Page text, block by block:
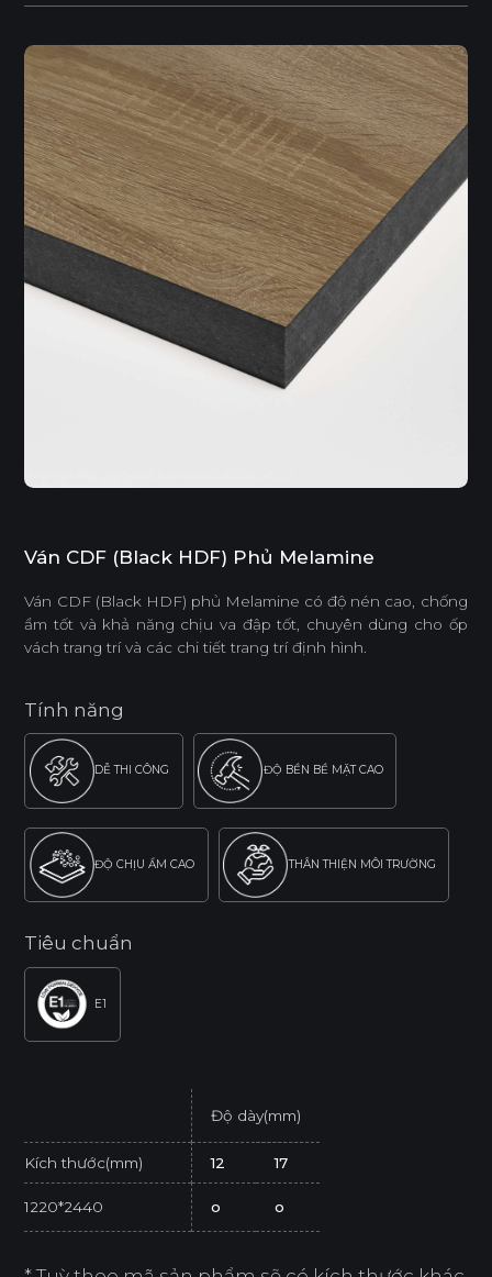
Ván CDF (Black HDF) Phủ Melamine
Ván CDF (Black HDF) phủ Melamine có độ nén cao, chống
ẩm tốt và khả năng chịu va đập tốt, chuyên dùng cho ốp
vách trang trí và các chi tiết trang trí định hình.
Tính năng
DỄ THI CÔNG ĐỘ BỀN BỀ MẶT CAO
ĐỘ CHỊU ẨM CAO THÂN THIỆN MÔI TRƯỜNG
Tiêu chuẩn
E1
Độ dày(mm)
Kích thước(mm) 12 17
1220*2440 o o